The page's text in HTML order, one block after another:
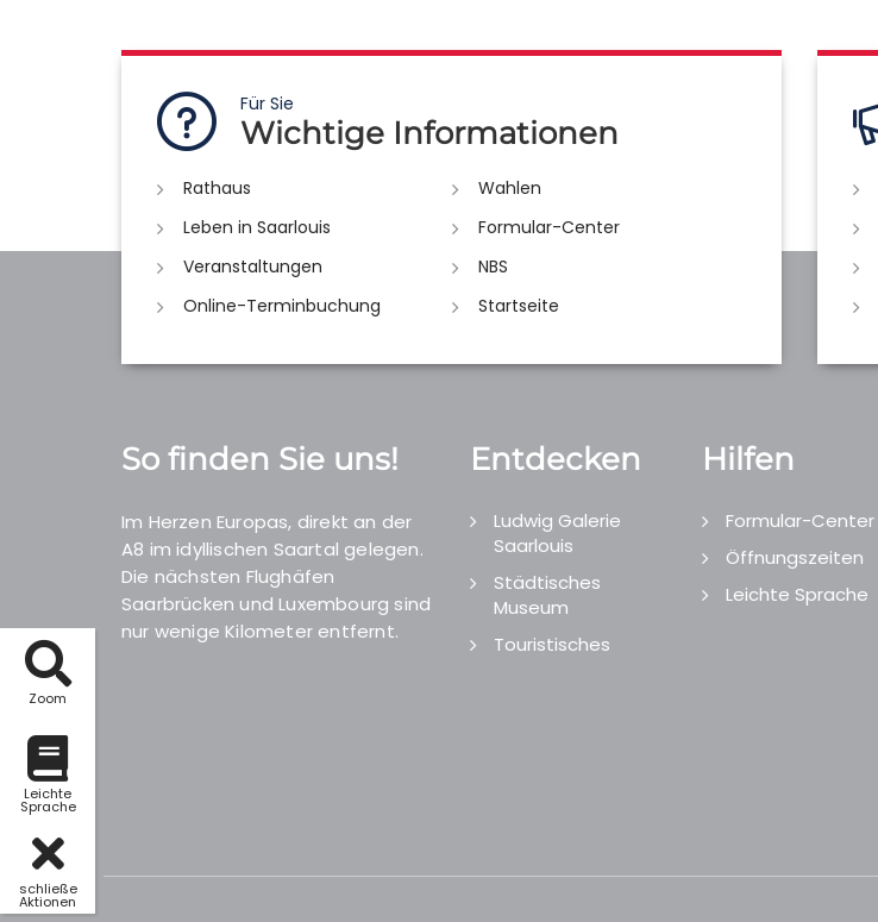
Zoom
Leichte
Sprache
schließe
Aktionen
Für Sie
Wichtige Informationen
Rathaus
Wahlen
Leben in Saarlouis
Formular-Center
Veranstaltungen
NBS
Online-Terminbuchung
Startseite
So finden Sie uns!
Im Herzen Europas, direkt an der
A8 im idyllischen Saartal gelegen.
Die nächsten Flughäfen
Saarbrücken und Luxembourg sind
nur wenige Kilometer entfernt.
Entdecken
Ludwig Galerie
Saarlouis
Städtisches
Museum
Touristisches
Hilfen
Formular-Center
Öffnungszeiten
Leichte Sprache